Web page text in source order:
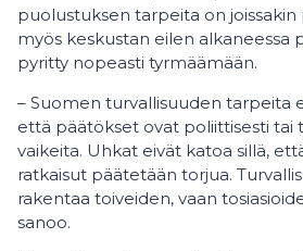
puolustuksen tarpeita on joissakin
myös keskustan eilen alkaneessa
pyritty nopeasti tyrmäämään.
– Suomen turvallisuuden tarpeita
että päätökset ovat poliittisesti tai
vaikeita. Uhkat eivät katoa sillä,
ratkaisut päätetään torjua.
rakentaa toiveiden, vaan
sanoo.